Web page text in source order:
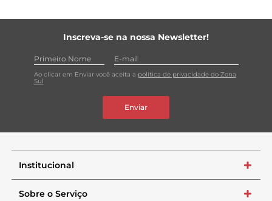
Inscreva-se na nossa Newsletter!
Ao clicar em Enviar você aceita a política de privacidade do Zona
Sul
Enviar
Institucional +
Sobre o Serviço +